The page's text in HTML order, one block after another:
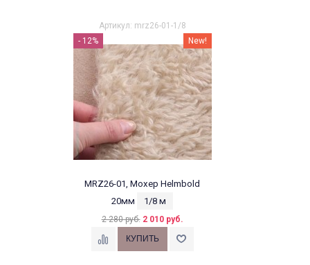
Артикул: mrz26-01-1/8
- 12%
New!
MRZ26-01, Мохер Helmbold
20мм
1/8 м
2 280 руб. 2 010 руб.